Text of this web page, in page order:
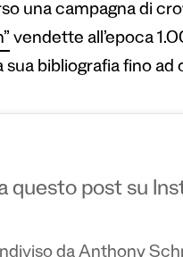
una campagna di
vendette all’epoca
sua bibliografia fino ad
questo post su